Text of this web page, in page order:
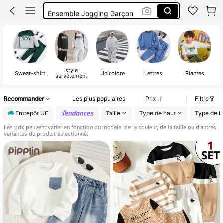
Ensemble Jogging Garçon
Ensemble Garçon
Sweat-shirt style
survêtement Unicolore Lettres Plantes
Recommander Les plus populaires Prix
Filtre
Entrepôt UE
Taille Type de haut Type de
Les prix peuvent varier en fonction du modèle, de la couleur, de la taille ou d'autres
variantes du produit sélectionné.